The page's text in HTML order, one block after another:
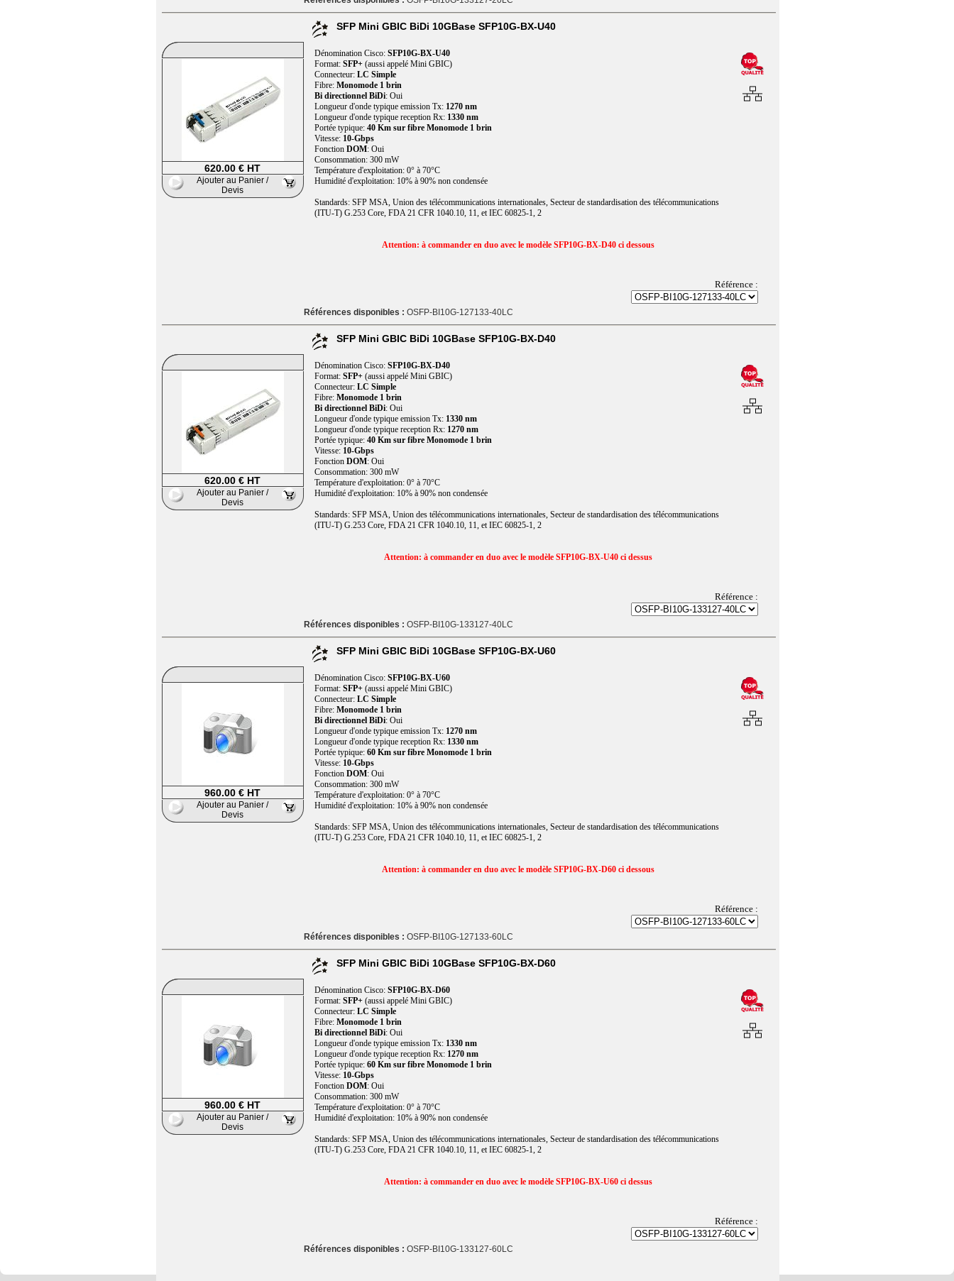
620.00 € HT
Ajouter au Panier /
Devis
SFP Mini GBIC BiDi 10GBase SFP10G-BX-U40
Dénomination Cisco: SFP10G-BX-U40
Format: SFP+ (aussi appelé Mini GBIC)
Connecteur: LC Simple
Fibre: Monomode 1 brin
Bi directionnel BiDi: Oui
Longueur d'onde typique emission Tx: 1270 nm
Longueur d'onde typique reception Rx: 1330 nm
Portée typique: 40 Km sur fibre Monomode 1 brin
Vitesse: 10-Gbps
Fonction DOM: Oui
Consommation: 300 mW
Température d'exploitation: 0° à 70°C
Humidité d'exploitation: 10% à 90% non condensée
Standards: SFP MSA, Union des télécommunications internationales, Secteur de standardisation des télécommunications
(ITU-T) G.253 Core, FDA 21 CFR 1040.10, 11, et IEC 60825-1, 2
Attention: à commander en duo avec le modèle SFP10G-BX-D40 ci dessous
Référence :
Références disponibles : OSFP-BI10G-127133-40LC
620.00 € HT
Ajouter au Panier /
Devis
SFP Mini GBIC BiDi 10GBase SFP10G-BX-D40
Dénomination Cisco: SFP10G-BX-D40
Format: SFP+ (aussi appelé Mini GBIC)
Connecteur: LC Simple
Fibre: Monomode 1 brin
Bi directionnel BiDi: Oui
Longueur d'onde typique emission Tx: 1330 nm
Longueur d'onde typique reception Rx: 1270 nm
Portée typique: 40 Km sur fibre Monomode 1 brin
Vitesse: 10-Gbps
Fonction DOM: Oui
Consommation: 300 mW
Température d'exploitation: 0° à 70°C
Humidité d'exploitation: 10% à 90% non condensée
Standards: SFP MSA, Union des télécommunications internationales, Secteur de standardisation des télécommunications
(ITU-T) G.253 Core, FDA 21 CFR 1040.10, 11, et IEC 60825-1, 2
Attention: à commander en duo avec le modèle SFP10G-BX-U40 ci dessus
Référence :
Références disponibles : OSFP-BI10G-133127-40LC
960.00 € HT
Ajouter au Panier /
Devis
SFP Mini GBIC BiDi 10GBase SFP10G-BX-U60
Dénomination Cisco: SFP10G-BX-U60
Format: SFP+ (aussi appelé Mini GBIC)
Connecteur: LC Simple
Fibre: Monomode 1 brin
Bi directionnel BiDi: Oui
Longueur d'onde typique emission Tx: 1270 nm
Longueur d'onde typique reception Rx: 1330 nm
Portée typique: 60 Km sur fibre Monomode 1 brin
Vitesse: 10-Gbps
Fonction DOM: Oui
Consommation: 300 mW
Température d'exploitation: 0° à 70°C
Humidité d'exploitation: 10% à 90% non condensée
Standards: SFP MSA, Union des télécommunications internationales, Secteur de standardisation des télécommunications
(ITU-T) G.253 Core, FDA 21 CFR 1040.10, 11, et IEC 60825-1, 2
Attention: à commander en duo avec le modèle SFP10G-BX-D60 ci dessous
Référence :
Références disponibles : OSFP-BI10G-127133-60LC
960.00 € HT
Ajouter au Panier /
Devis
SFP Mini GBIC BiDi 10GBase SFP10G-BX-D60
Dénomination Cisco: SFP10G-BX-D60
Format: SFP+ (aussi appelé Mini GBIC)
Connecteur: LC Simple
Fibre: Monomode 1 brin
Bi directionnel BiDi: Oui
Longueur d'onde typique emission Tx: 1330 nm
Longueur d'onde typique reception Rx: 1270 nm
Portée typique: 60 Km sur fibre Monomode 1 brin
Vitesse: 10-Gbps
Fonction DOM: Oui
Consommation: 300 mW
Température d'exploitation: 0° à 70°C
Humidité d'exploitation: 10% à 90% non condensée
Standards: SFP MSA, Union des télécommunications internationales, Secteur de standardisation des télécommunications
(ITU-T) G.253 Core, FDA 21 CFR 1040.10, 11, et IEC 60825-1, 2
Attention: à commander en duo avec le modèle SFP10G-BX-U60 ci dessus
Référence :
Références disponibles : OSFP-BI10G-133127-60LC